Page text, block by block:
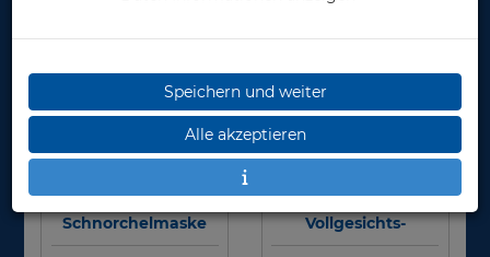
Mares Sea VU Dry+ -
Schnorchelmaske
TUSA - UM8001 -
Vollgesichts-
Schnorchelmaske
Speichern und weiter
Alle akzeptieren